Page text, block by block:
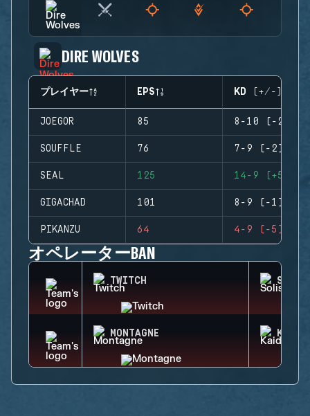
DIRE WOLVES
プレイヤー EPS KD (+/-)
JOEGOR 85 8-10 (-2)
SOUFFLE 76 7-9 (-2)
SEAL 125 14-9 (+5)
GIGACHAD 101 8-9 (-1)
PIKANZU 64 4-9 (-5)
オペレーターBAN
TWITCH SOLIS
MONTAGNE KAID